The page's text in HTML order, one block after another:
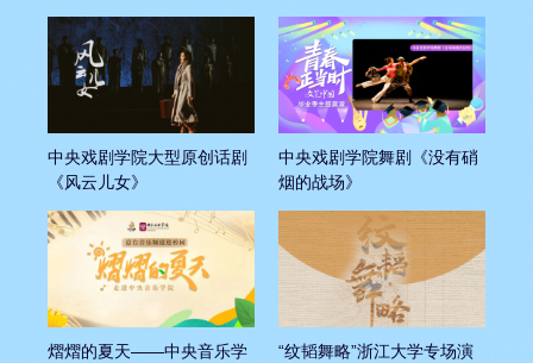
中央戏剧学院大型原创话剧
《风云儿女》
中央戏剧学院舞剧《没有硝
烟的战场》
熠熠的夏天——中央音乐学
“纹韬舞略”浙江大学专场演